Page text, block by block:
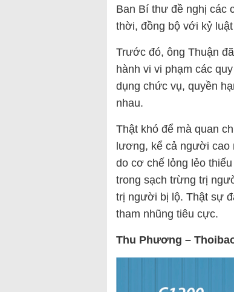
Ban Bí thư đề nghị các
thời, đồng bộ với kỷ
Trước đó, ông Thuận
hành vi vi phạm các
dụng chức vụ, quyền
nhau.
Thật khó để mà quan
lương, kể cả người cao
do cơ chế lỏng lẻo
trong sạch trừng trị
trị người bị lộ. Thật sự
tham nhũng tiêu cực.
Thu Phương –